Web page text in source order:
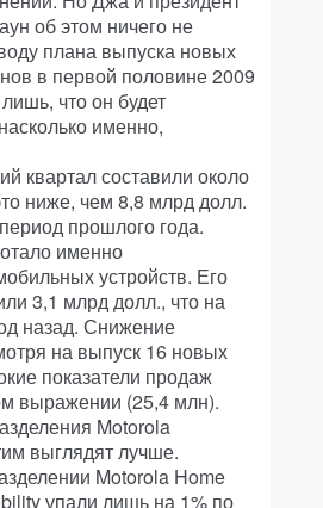
об этом ничего не
плана выпуска новых
в первой половине 2009
что он будет
именно,
квартал составили около
ниже, чем 8,8 млрд долл.
прошлого года.
именно
устройств. Его
3,1 млрд долл., что на
назад. Снижение
на выпуск 16 новых
показатели продаж
выражении (25,4 млн).
Motorola
выглядят лучше.
Motorola Home
упали лишь на 1% по